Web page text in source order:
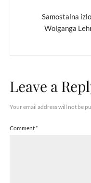
Samostalna
Wolganga
Leave a
Your email address will not be
Comment*